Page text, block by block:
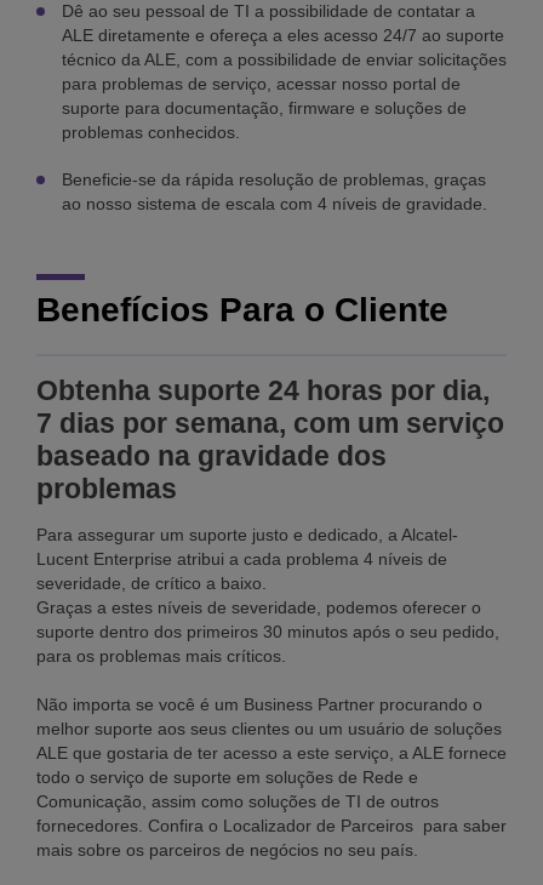
Dê ao seu pessoal de TI a possibilidade de contatar a
ALE diretamente e ofereça a eles acesso 24/7 ao suporte
técnico da ALE, com a possibilidade de enviar solicitações
para problemas de serviço, acessar nosso portal de
suporte para documentação, firmware e soluções de
problemas conhecidos.
Beneficie-se da rápida resolução de problemas, graças
ao nosso sistema de escala com 4 níveis de gravidade.
Benefícios Para o Cliente
Obtenha suporte 24 horas por dia,
7 dias por semana, com um serviço
baseado na gravidade dos
problemas
Para assegurar um suporte justo e dedicado, a Alcatel-
Lucent Enterprise atribui a cada problema 4 níveis de
severidade, de crítico a baixo.
Graças a estes níveis de severidade, podemos oferecer o
suporte dentro dos primeiros 30 minutos após o seu pedido,
para os problemas mais críticos.
Não importa se você é um Business Partner procurando o
melhor suporte aos seus clientes ou um usuário de soluções
ALE que gostaria de ter acesso a este serviço, a ALE fornece
todo o serviço de suporte em soluções de Rede e
Comunicação, assim como soluções de TI de outros
fornecedores. Confira o Localizador de Parceiros para saber
mais sobre os parceiros de negócios no seu país.